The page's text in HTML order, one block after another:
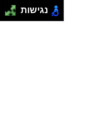
נגישות